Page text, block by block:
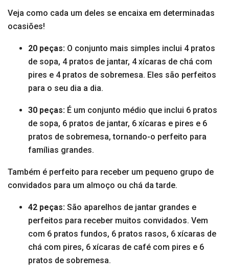
Veja como cada um deles se encaixa em determinadas
ocasiões!
20 peças: O conjunto mais simples inclui 4 pratos
de sopa, 4 pratos de jantar, 4 xícaras de chá com
pires e 4 pratos de sobremesa. Eles são perfeitos
para o seu dia a dia.
30 peças: É um conjunto médio que inclui 6 pratos
de sopa, 6 pratos de jantar, 6 xícaras e pires e 6
pratos de sobremesa, tornando-o perfeito para
famílias grandes.
Também é perfeito para receber um pequeno grupo de
convidados para um almoço ou chá da tarde.
42 peças: São aparelhos de jantar grandes e
perfeitos para receber muitos convidados. Vem
com 6 pratos fundos, 6 pratos rasos, 6 xícaras de
chá com pires, 6 xícaras de café com pires e 6
pratos de sobremesa.